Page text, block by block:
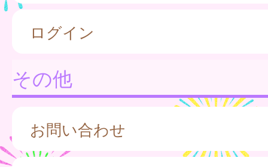
ログイン
その他
お問い合わせ